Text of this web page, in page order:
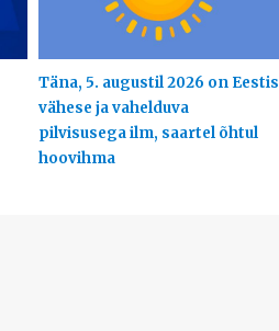
Täna, 5. augustil 2026 on Eestis
vähese ja vahelduva
pilvisusega ilm, saartel õhtul
hoovihma